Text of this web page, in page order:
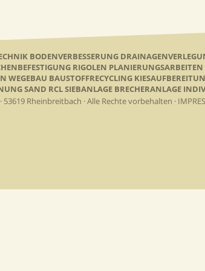
BODENVERBESSERUNG
RIGOLEN
WEGEBAU BAUSTOFFRECYCLING
SAND RCL SIEBANLAGE BRECHERANLAGE
Rheinbreitbach · Alle Rechte vorbehalten ·